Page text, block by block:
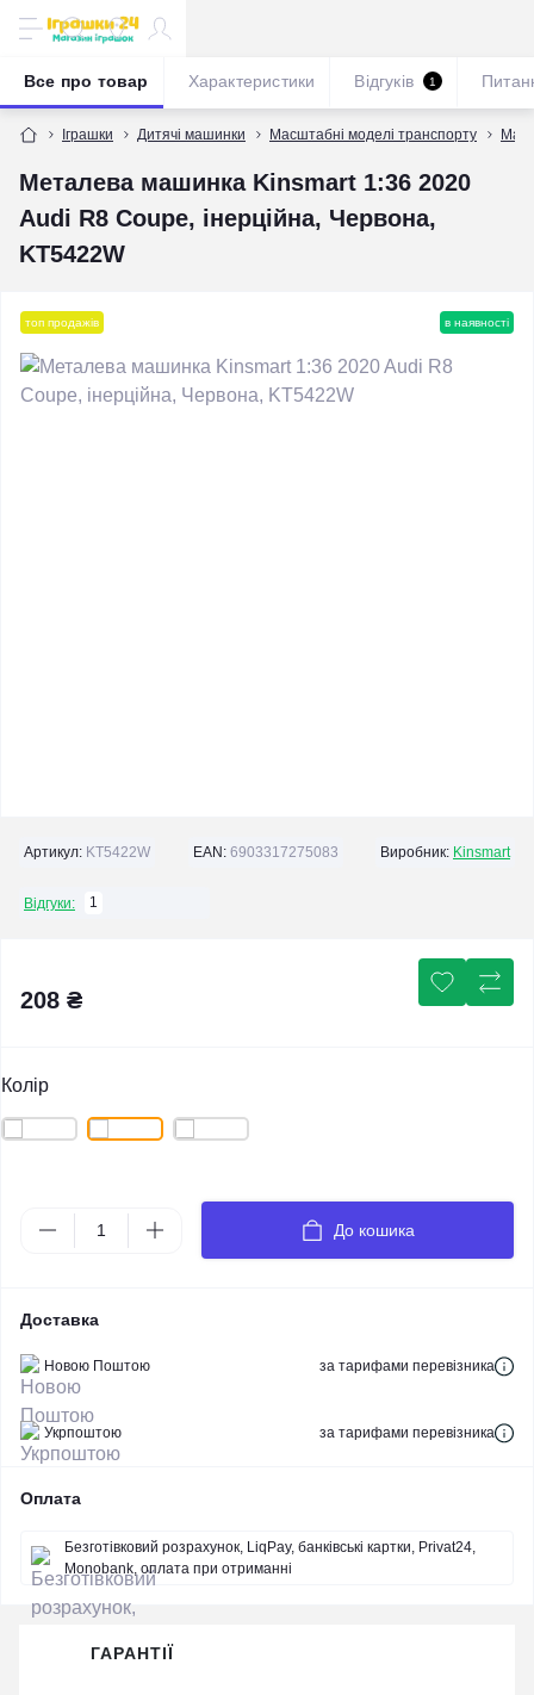
Іграшки Дитячі машинки Масштабні моделі транспорту
Металева машинка Kinsmart 1:36 2020
Audi R8 Coupe, інерційна, Червона,
KT5422W
Все про товар Характеристики Відгуків 1
топ продажів в наявності
Артикул: KT5422W EAN:6903317275083 Виробник: Kinsmart
Відгуки: 1
208 ₴
Колір
До кошика
Доставка
Новою Поштою за тарифами перевізника
Укрпоштою за тарифами перевізника
Оплата
Безготівковий розрахунок, LiqPay, банківські картки, Privat24,
Monobank, оплата при отриманні
ГАРАНТІЇ